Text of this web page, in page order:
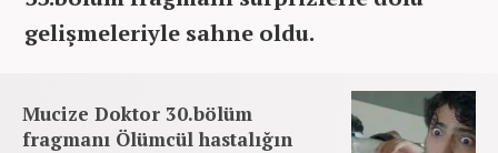
gelişmeleriyle sahne oldu.
Mucize Doktor 30.bölüm
fragmanı Ölümcül hastalığın